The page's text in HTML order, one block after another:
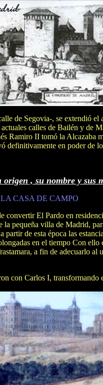
de Segovia-, se extendió el
calles de Bailén y de
Ramiro II tomó la Alcazaba
definitivamente en poder de
, su nombre y sus
CASA DE CAMPO
convertir El Pardo en
la pequeña villa de Madrid,
de esta época las
en el tiempo Con
a fin de adecuarlo al
con Carlos I, transformando